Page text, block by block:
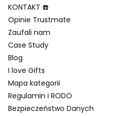
KONTAKT ☎️
Opinie Trustmate
Zaufali nam
Case Study
Blog
I love Gifts
Mapa kategorii
Regulamin i RODO
Bezpieczeństwo Danych